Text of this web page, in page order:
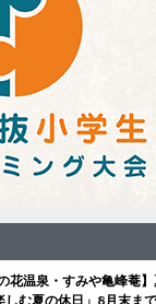
の花温泉・すみや亀峰菴
しむ夏の休日」8月末ま